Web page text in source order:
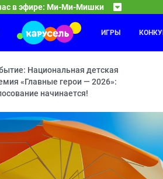
в эфире: Ми-Ми-Мишки
— Следствие ведут мишки — По
ИГРЫ
Национальная детская
«Главные герои — 2026»:
начинается!